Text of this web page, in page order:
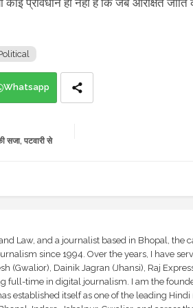
Whatsapp
सजा, पटवारी से
Law, and a journalist based in Bhopal, the
since 1994. Over the years, I have
(Gwalior), Dainik Jagran (Jhansi), Raj
full-time in digital journalism. I am the
established itself as one of the leading Hindi